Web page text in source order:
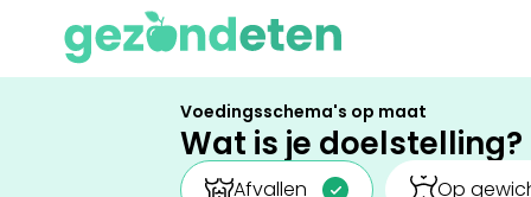
Voedingsschema's op maat
Wat is je doelstelling?
Afvallen Op